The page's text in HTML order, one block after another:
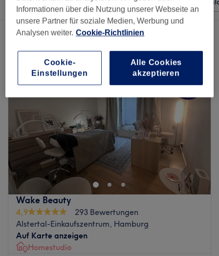
Beliebiger Preis Besonderheiten
Ein Salon, der anbietet:
gesichtsbehandlungen für teenager in der Nähe von Bergstedt,
Wake Beauty
4,9
293 Bewertungen
Alstertal-Einkaufszentrum, Hamburg
Auf Karte anzeigen
Homestudio
Informationen über die Nutzung unserer Webseite an
unsere Partner für soziale Medien, Werbung und
Analysen weiter. Cookie-Richtlinien
Cookie-
Einstellungen
Alle Cookies
akzeptieren